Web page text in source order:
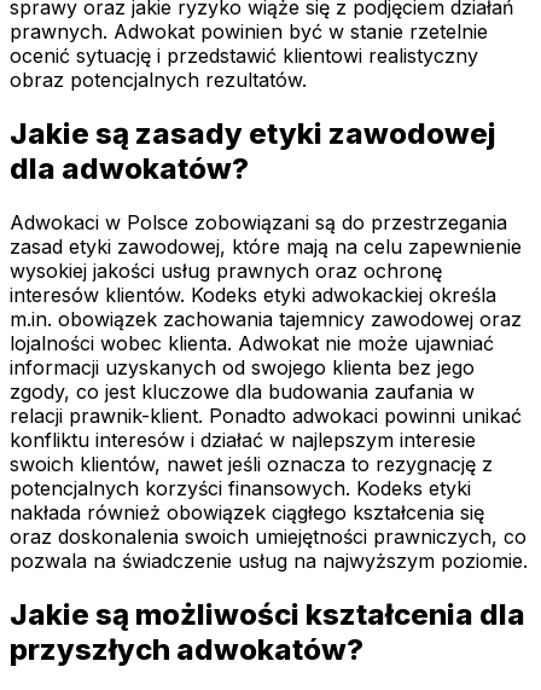
sprawy oraz jakie ryzyko wiąże się z podjęciem działań
prawnych. Adwokat powinien być w stanie rzetelnie
ocenić sytuację i przedstawić klientowi realistyczny
obraz potencjalnych rezultatów.
Jakie są zasady etyki zawodowej
dla adwokatów?
Adwokaci w Polsce zobowiązani są do przestrzegania
zasad etyki zawodowej, które mają na celu zapewnienie
wysokiej jakości usług prawnych oraz ochronę
interesów klientów. Kodeks etyki adwokackiej określa
m.in. obowiązek zachowania tajemnicy zawodowej oraz
lojalności wobec klienta. Adwokat nie może ujawniać
informacji uzyskanych od swojego klienta bez jego
zgody, co jest kluczowe dla budowania zaufania w
relacji prawnik-klient. Ponadto adwokaci powinni unikać
konfliktu interesów i działać w najlepszym interesie
swoich klientów, nawet jeśli oznacza to rezygnację z
potencjalnych korzyści finansowych. Kodeks etyki
nakłada również obowiązek ciągłego kształcenia się
oraz doskonalenia swoich umiejętności prawniczych, co
pozwala na świadczenie usług na najwyższym poziomie.
Jakie są możliwości kształcenia dla
przyszłych adwokatów?